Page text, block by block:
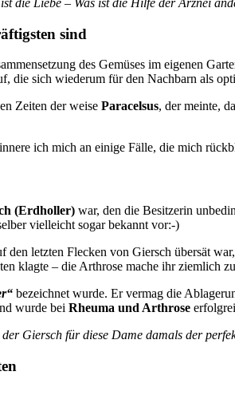
sind
des Gemüses im eigenen
die sich wiederum für den Nachbarn als
Zeiten der weise Paracelsus, der meinte,
ich mich an einige Fälle, die mich
(Erdholler) war, den die Besitzerin
vielleicht sogar bekannt vor:-)
letzten Flecken von Giersch übersät
klagte – die Arthrose mache ihr ziemlich
bezeichnet wurde. Er vermag die
wurde bei Rheuma und Arthrose
der Giersch für diese Dame damals der